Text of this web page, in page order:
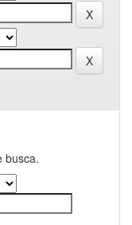
busca.